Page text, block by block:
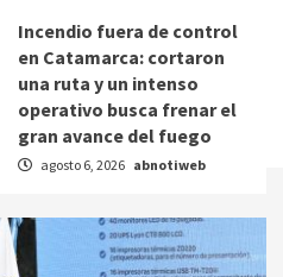
Incendio fuera de control
en Catamarca: cortaron
una ruta y un intenso
operativo busca frenar el
gran avance del fuego
agosto 6, 2026 abnotiweb